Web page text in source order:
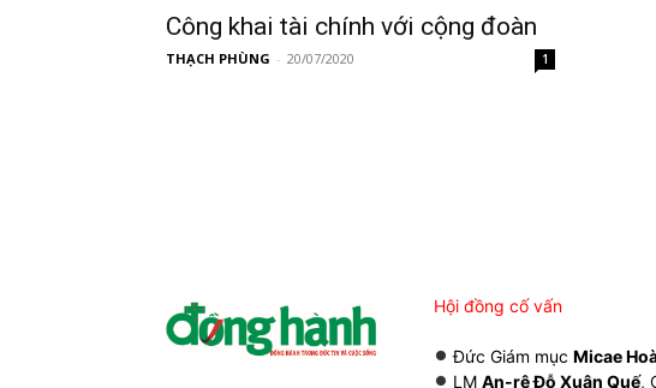
Công khai tài chính với cộng đoàn
THẠCH PHÙNG - 20/07/2020 1
Hội đồng cố vấn
Đức Giám mụcMicae
LMAn-rê Đỗ Xuân Quế,